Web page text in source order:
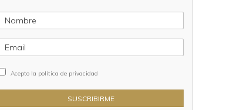
Acepto la política de privacidad
SUSCRIBIRME